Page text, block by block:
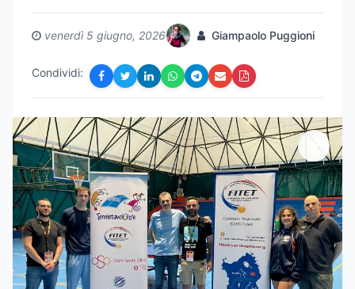
venerdì 5 giugno, 2026 Giampaolo Puggioni
Condividi: